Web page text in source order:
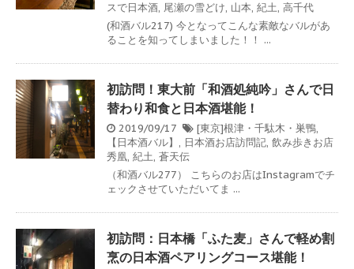
スで日本酒, 尾瀬の雪どけ, 山本, 紀土, 高千代
(和酒バル217) 今となってこんな素敵なバルがあ
ることを知ってしまいました！！ ...
初訪問！東大前「和酒処純吟」さんで日
替わり和食と日本酒堪能！
2019/09/17 [東京]根津・千駄木・巣鴨,
【日本酒バル】 , 日本酒お店訪問記, 飲み歩きお店
秀凰, 紀土, 蒼天伝
（和酒バル277） こちらのお店はInstagramでチ
ェックさせていただいてま ...
初訪問：日本橋「ふた麦」さんで軽め割
烹の日本酒ペアリングコース堪能！